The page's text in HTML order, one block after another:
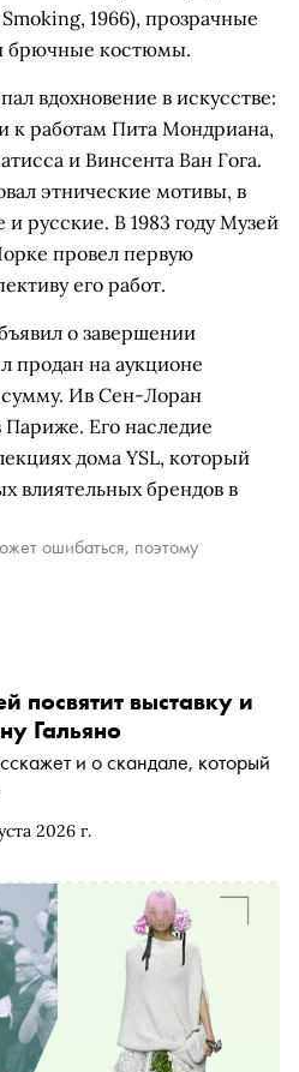
1966), прозрачные
брючные костюмы.
вдохновение в искусстве:
к работам Пита Мондриана,
и Винсента Ван Гога.
этнические мотивы, в
русские. В 1983 году Музей
провел первую
его работ.
о завершении
продан на аукционе
Ив Сен-Лоран
Париже. Его наследие
дома YSL, который
влиятельных брендов в
ошибаться, поэтому
2026 г.
посвятит выставку и
Гальяно
и о скандале, который